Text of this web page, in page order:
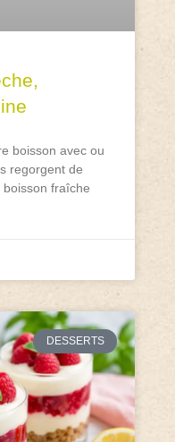
boisson avec ou
regorgent de
fraîche
DESSERTS